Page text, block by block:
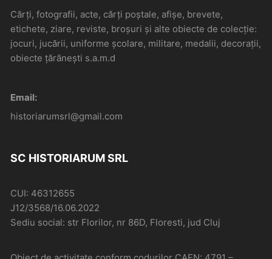
Cărți, fotografii, acte, cărți poștale, afișe, brevete,
etichete, ziare, reviste, broșuri și alte obiecte de colecție:
jocuri, jucării, uniforme școlare, militare, medalii, decorații,
obiecte țărănești s.a.m.d
Email:
historiarumsrl@gmail.com
SC HISTORIARUM SRL
CUI: 46312655
J12/3568/16.06.2022
Sediu social: str Florilor, nr 86D, Floresti, jud Cluj